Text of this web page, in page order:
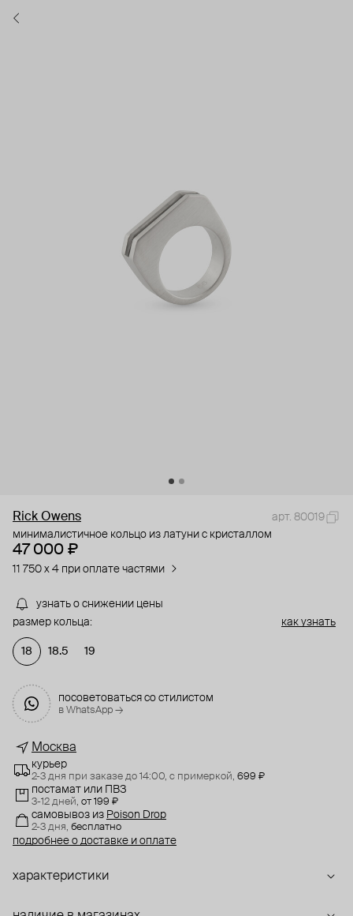
Rick Owens
арт. 80019
минималистичное кольцо из латуни с кристаллом
47 000 ₽
11 750 x 4 при оплате частями
узнать о снижении цены
размер кольца:
как узнать
18 18.5 19
посоветоваться со стилистом
в WhatsApp →
Москва
курьер
2-3 дня при заказе до 14:00, с примеркой, 699 ₽
постамат или ПВЗ
3-12 дней, от 199 ₽
самовывоз из Poison Drop
2-3 дня, бесплатно
подробнее о доставке и оплате
характеристики